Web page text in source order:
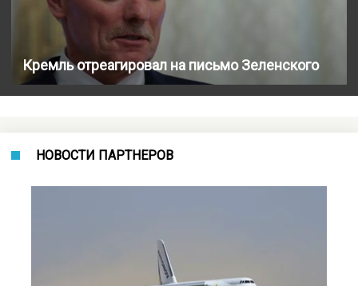
Кремль отреагировал на письмо Зеленского
НОВОСТИ ПАРТНЕРОВ